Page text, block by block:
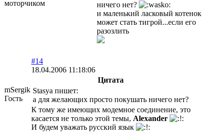
моторчиком
ничего нет?
и маленький ласковый котенок
может стать тигрой...если его
разозлить
mSergik
Гость
#14
18.04.2006 11:18:06
Цитата
Stasya пишет:
а для желающих просто покушать ничего нет?
К тому же имеющих модемное соединение, это
касается не только этой темы, Alexander
И будем уважать русский язык